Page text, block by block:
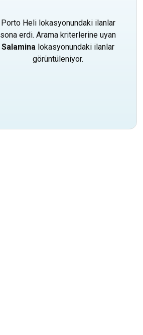
Porto Heli lokasyonundaki ilanlar
sona erdi. Arama kriterlerine uyan
Salamina lokasyonundaki ilanlar
görüntüleniyor.